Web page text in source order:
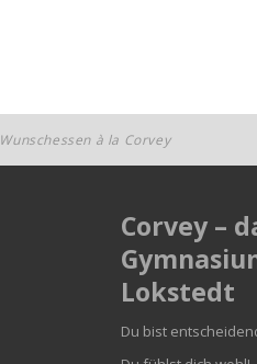
Wunschessen à la Corvey
Corvey –
Lokstedt
Du bist